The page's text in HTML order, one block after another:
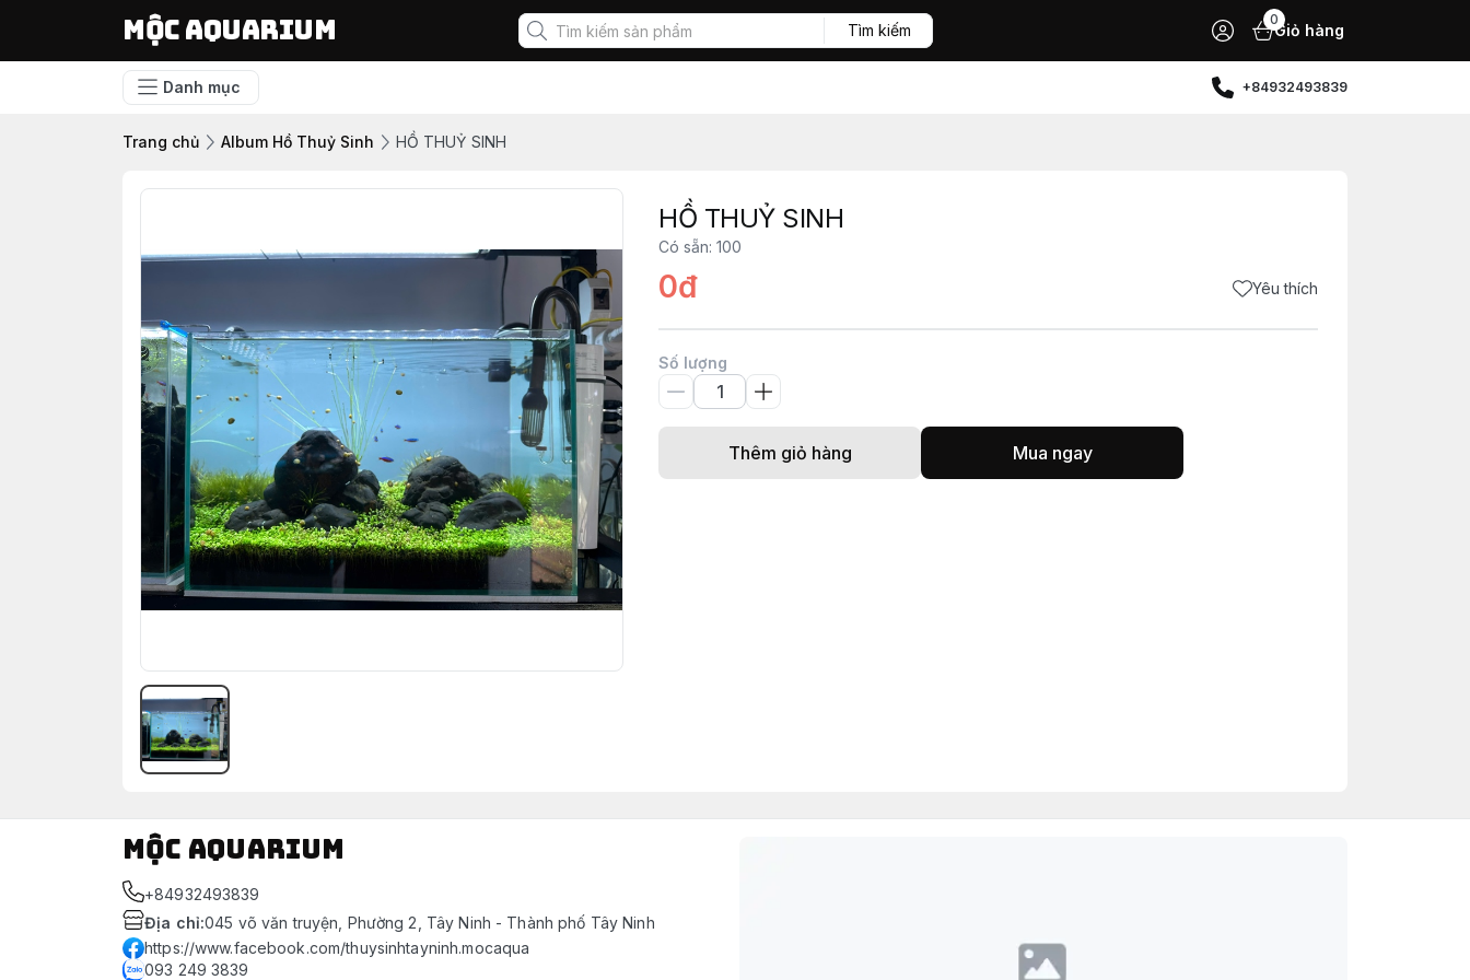
Mộc Aquarium Tìm kiếm
0
Giỏ hàng
Danh mục +84932493839
Trang chủ Album Hồ Thuỷ Sinh HỒ THUỶ SINH
HỒ THUỶ SINH
Có sẵn: 100
0đ Yêu thích
Số lượng
Thêm giỏ hàng Mua ngay
Mộc Aquarium
+84932493839
Địa chỉ:045 võ văn truyện, Phường 2, Tây Ninh - Thành phố Tây Ninh
https://www.facebook.com/thuysinhtayninh.mocaqua
093 249 3839